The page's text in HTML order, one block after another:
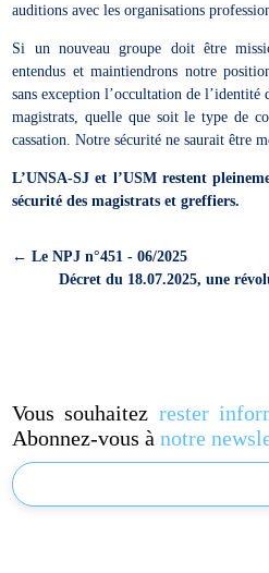
auditions avec les organisations
Si un nouveau groupe doit être
entendus et maintiendrons notre
sans exception l’occultation de
magistrats, quelle que soit le type de
cassation. Notre sécurité ne saurait être
L’UNSA-SJ et l’USM restent
sécurité des magistrats et greffiers.
←Le NPJ n°451 - 06/2025
Décret du 18.07.2025, une
Vous souhaitez rester
Abonnez-vous ànotre